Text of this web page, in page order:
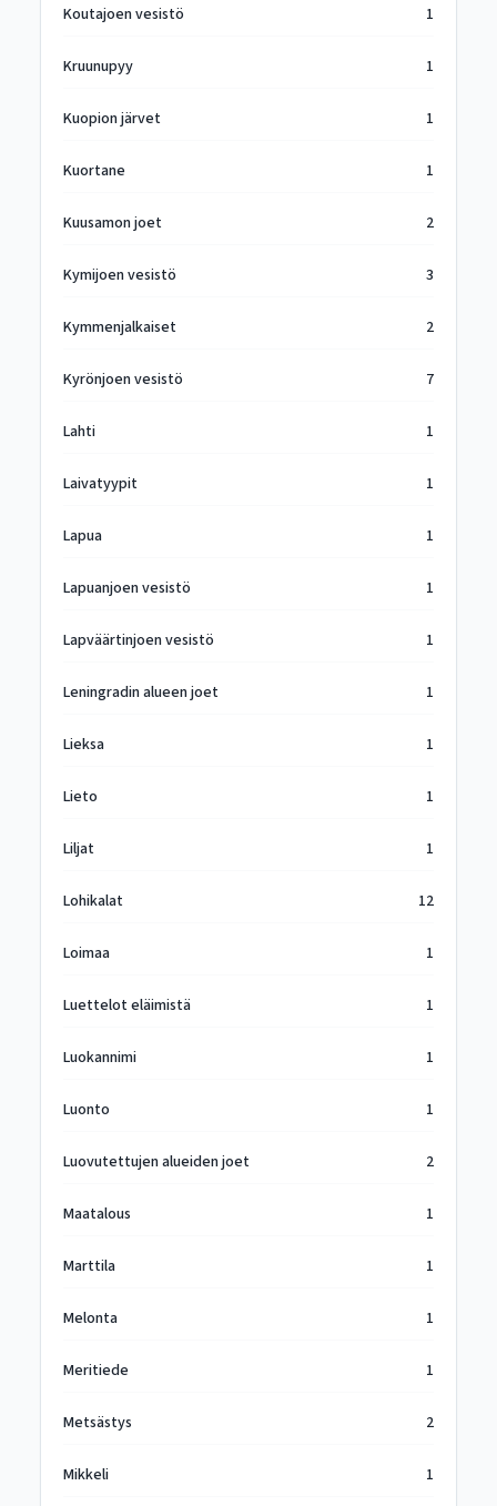
Koutajoen vesistö 1
Kruunupyy 1
Kuopion järvet 1
Kuortane 1
Kuusamon joet 2
Kymijoen vesistö 3
Kymmenjalkaiset 2
Kyrönjoen vesistö 7
Lahti 1
Laivatyypit 1
Lapua 1
Lapuanjoen vesistö 1
Lapväärtinjoen vesistö 1
Leningradin alueen joet 1
Lieksa 1
Lieto 1
Liljat 1
Lohikalat 12
Loimaa 1
Luettelot eläimistä 1
Luokannimi 1
Luonto 1
Luovutettujen alueiden joet 2
Maatalous 1
Marttila 1
Melonta 1
Meritiede 1
Metsästys 2
Mikkeli 1